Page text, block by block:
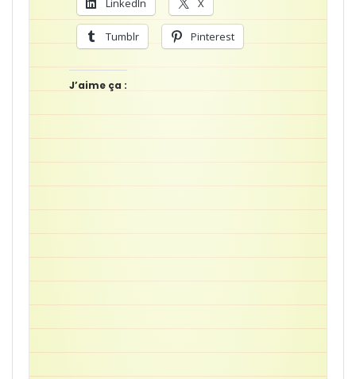
LinkedIn X
Tumblr Pinterest
J’aime ça :